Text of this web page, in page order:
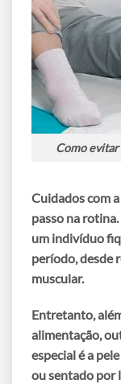
Como evitar
Cuidados com
passo na
um indivíduo
período, desde
muscular.
Entretanto,
alimentação,
especial é a
ou sentado por